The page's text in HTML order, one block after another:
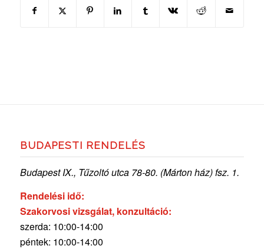
BUDAPESTI RENDELÉS
Budapest IX., Tűzoltó utca 78-80. (Márton ház) fsz. 1.
Rendelési idő:
Szakorvosi vizsgálat, konzultáció:
szerda: 10:00-14:00
péntek: 10:00-14:00